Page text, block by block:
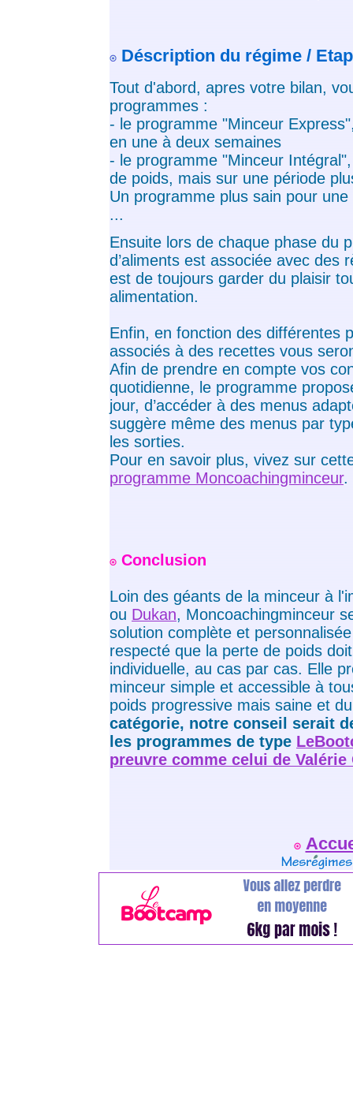
Déscription du régime /
Tout d'abord, apres votre bilan,
programmes :
- le programme "Minceur
en une à deux semaines
- le programme "Minceur
de poids, mais sur une période
Un programme plus sain pour
...
Ensuite lors de chaque phase du
d’aliments est associée avec des
est de toujours garder du plaisir
alimentation.
Enfin, en fonction des différentes
associés à des recettes vous
Afin de prendre en compte vos
quotidienne, le programme
jour, d’accéder à des menus
suggère même des menus par
les sorties.
Pour en savoir plus, vivez sur
programme Moncoachingminceur.
Conclusion
Loin des géants de la minceur à
ou Dukan, Moncoachingminceur
solution complète et
respecté que la perte de poids
individuelle, au cas par cas. Elle
minceur simple et accessible à
poids progressive mais saine et
catégorie, notre conseil serait
les programmes de type
preuvre comme celui de Valérie